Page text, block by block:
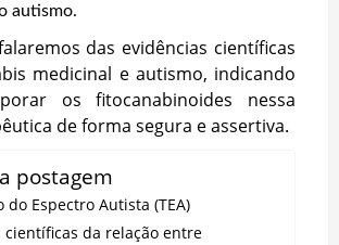
autismo.
das evidências científicas
medicinal e autismo, indicando
os fitocanabinoides nessa
de forma segura e assertiva.
postagem
do Espectro Autista (TEA)
científicas da relação entre